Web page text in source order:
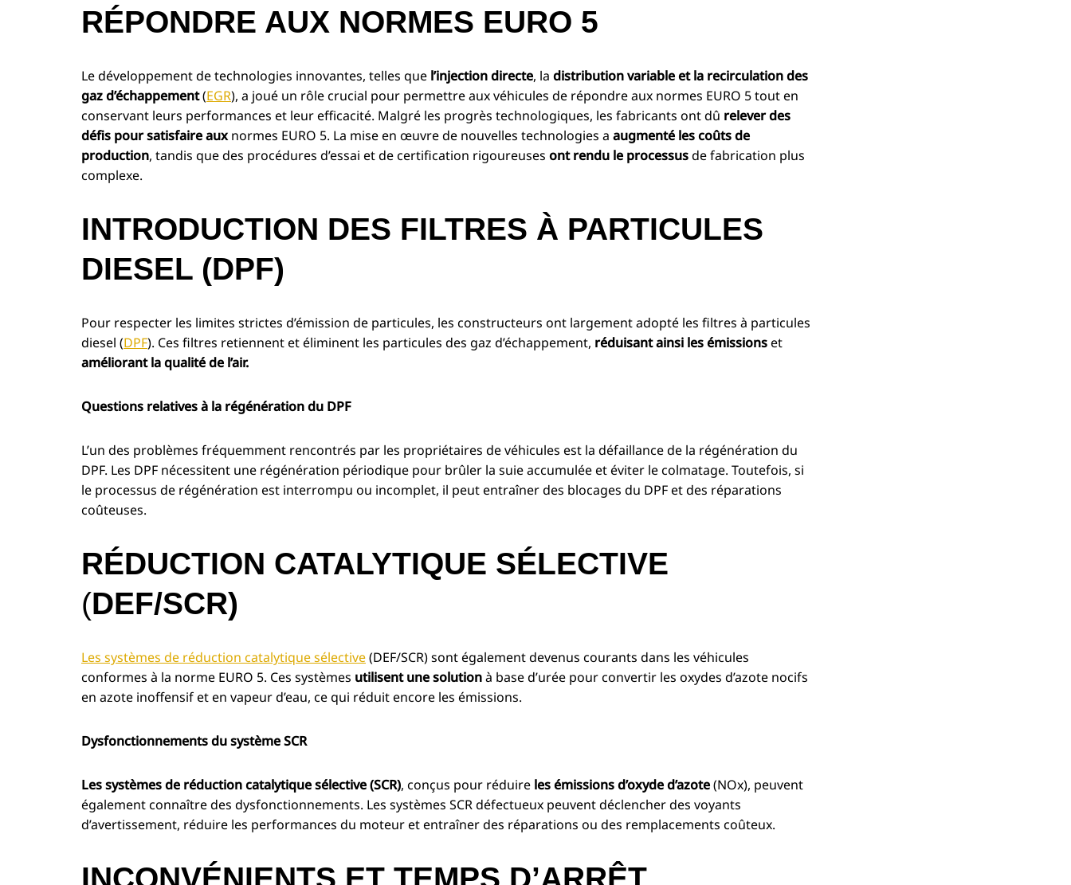
RÉPONDRE AUX NORMES EURO 5
Le développement de technologies innovantes, telles que l’injection directe, la distribution variableet la recirculation des
gaz d’échappement(EGR), a joué un rôle crucial pour permettre aux véhicules de répondre aux normes EURO 5 tout en
conservant leurs performances et leur efficacité. Malgré les progrès technologiques, les fabricants ont dû relever des
défis pour satisfaire auxnormes EURO 5. La mise en œuvre de nouvelles technologies a augmenté les coûts de
production, tandis que des procédures d’essai et de certification rigoureuses ont rendu le processusde fabrication plus
complexe.
INTRODUCTION DES FILTRES À PARTICULES
DIESEL (DPF)
Pour respecter les limites strictes d’émission de particules, les constructeurs ont largement adopté les filtres à particules
diesel (DPF). Ces filtres retiennent et éliminent les particules des gaz d’échappement, réduisant ainsi les émissionset
améliorant la qualité de l’air.
Questions relatives à la régénération du DPF
L’un des problèmes fréquemment rencontrés par les propriétaires de véhicules est la défaillance de la régénération du
DPF. Les DPF nécessitent une régénération périodique pour brûler la suie accumulée et éviter le colmatage. Toutefois, si
le processus de régénération est interrompu ou incomplet, il peut entraîner des blocages du DPF et des réparations
coûteuses.
RÉDUCTION CATALYTIQUE SÉLECTIVE
(DEF/SCR)
Les systèmes de réduction catalytique sélective(DEF/SCR) sont également devenus courants dans les véhicules
conformes à la norme EURO 5. Ces systèmes utilisent une solutionà base d’urée pour convertir les oxydes d’azote nocifs
en azote inoffensif et en vapeur d’eau, ce qui réduit encore les émissions.
Dysfonctionnements du système SCR
Les systèmes de réduction catalytique sélective (SCR), conçus pour réduire les émissions d’oxyde d’azote(NOx), peuvent
également connaître des dysfonctionnements. Les systèmes SCR défectueux peuvent déclencher des voyants
d’avertissement, réduire les performances du moteur et entraîner des réparations ou des remplacements coûteux.
INCONVÉNIENTS ET TEMPS D’ARRÊT